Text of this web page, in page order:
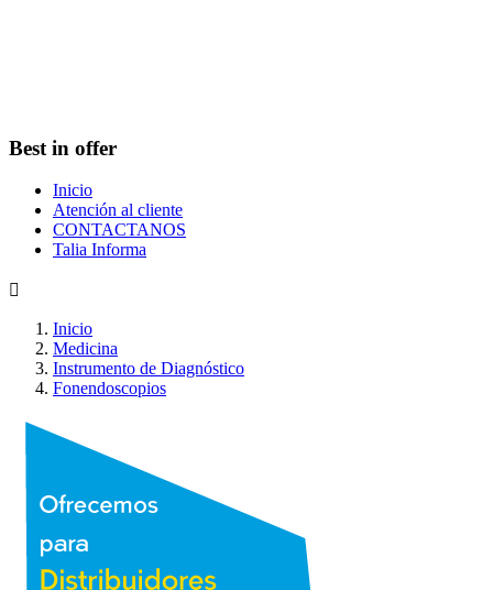
Best in offer
Inicio
Atención al cliente
CONTACTANOS
Talia Informa

Inicio
Medicina
Instrumento de Diagnóstico
Fonendoscopios